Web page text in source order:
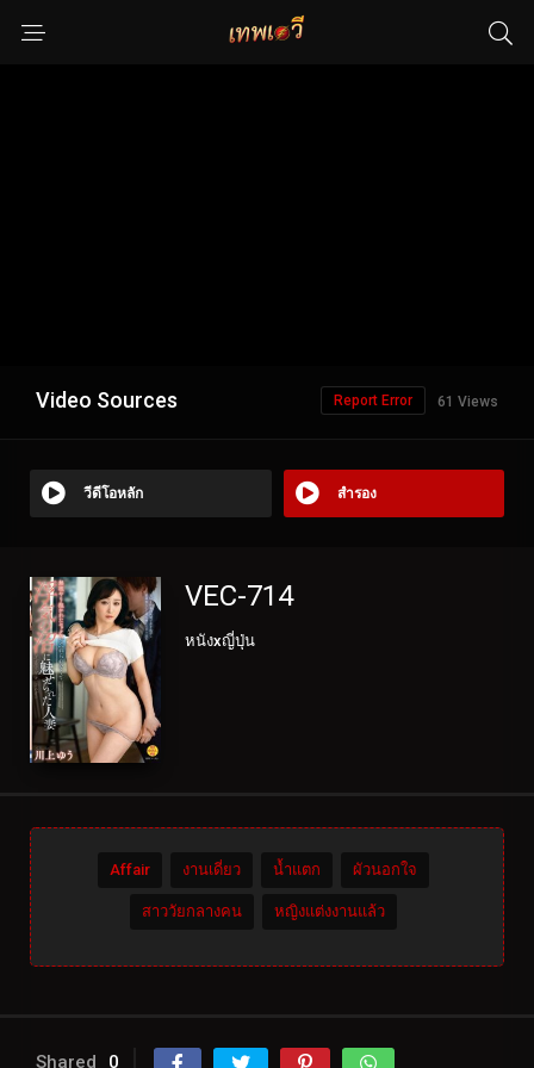
Video Sources 61 Views
Report Error
วีดีโอหลัก สำรอง
VEC-714
หนังxญี่ปุ่น
Affair งานเดี่ยว น้ำแตก ผัวนอกใจ
สาววัยกลางคน หญิงแต่งงานแล้ว
Shared 0